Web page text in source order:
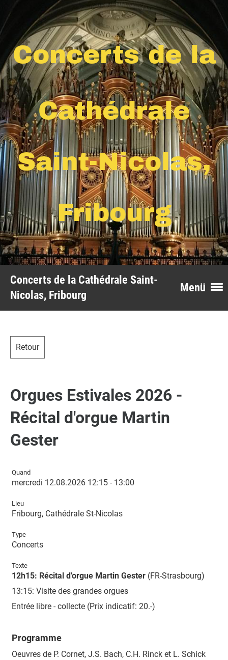
Concerts de la
Cathédrale
Saint-Nicolas,
Fribourg
Menü
Concerts de la Cathédrale Saint-
Nicolas, Fribourg
Retour
Orgues Estivales 2026 -
Récital d'orgue Martin
Gester
Quand
mercredi 12.08.2026 12:15 - 13:00
Lieu
Fribourg, Cathédrale St-Nicolas
Type
Concerts
Texte
12h15: Récital d'orgue Martin Gester (FR-Strasbourg)
13:15: Visite des grandes orgues
Entrée libre - collecte (Prix indicatif: 20.-)
Programme
Oeuvres de P. Cornet, J.S. Bach, C.H. Rinck et L. Schick